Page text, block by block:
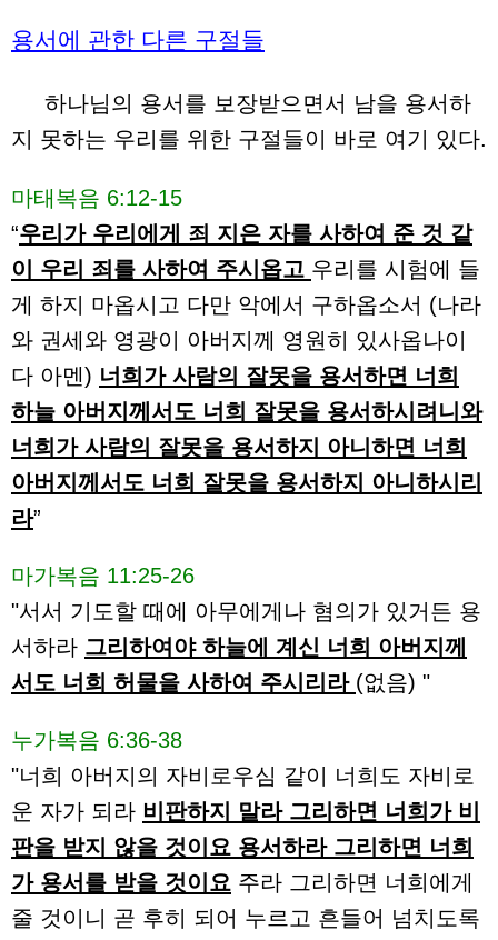
용서에 관한 다른 구절들
하나님의 용서를 보장받으면서 남을 용서하
지 못하는 우리를 위한 구절들이 바로 여기 있다.
마태복음 6:12-15
“우리가 우리에게 죄 지은 자를 사하여 준 것 같
이 우리 죄를 사하여 주시옵고 우리를 시험에 들
게 하지 마옵시고 다만 악에서 구하옵소서 (나라
와 권세와 영광이 아버지께 영원히 있사옵나이
다 아멘) 너희가 사람의 잘못을 용서하면 너희
하늘 아버지께서도 너희 잘못을 용서하시려니와
너희가 사람의 잘못을 용서하지 아니하면 너희
아버지께서도 너희 잘못을 용서하지 아니하시리
라”
마가복음 11:25-26
"서서 기도할 때에 아무에게나 혐의가 있거든 용
서하라 그리하여야 하늘에 계신 너희 아버지께
서도 너희 허물을 사하여 주시리라 (없음) "
누가복음 6:36-38
"너희 아버지의 자비로우심 같이 너희도 자비로
운 자가 되라 비판하지 말라 그리하면 너희가 비
판을 받지 않을 것이요 용서하라 그리하면 너희
가 용서를 받을 것이요 주라 그리하면 너희에게
줄 것이니 곧 후히 되어 누르고 흔들어 넘치도록